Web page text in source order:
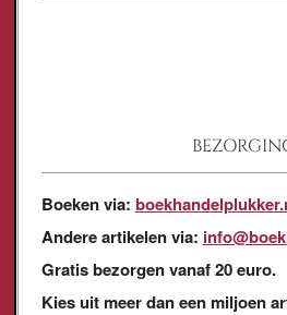
Boeken via:
Andere artikelen via:
Gratis bezorgen vanaf 20 euro.
Kies uit meer dan een miljoen